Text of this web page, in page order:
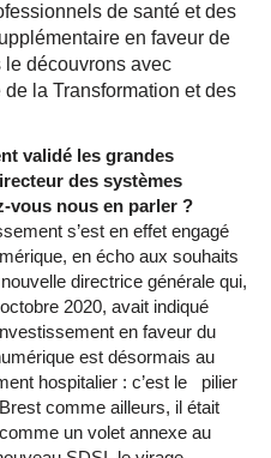
de santé et des
en faveur de
le découvrons avec
la Transformation et des
validé les grandes
des systèmes
vous nous en parler ?
s’est en effet engagé
en écho aux souhaits
directrice générale qui,
2020, avait indiqué
en faveur du
est désormais au
hospitalier : c’est le pilier
comme ailleurs, il était
un volet annexe au